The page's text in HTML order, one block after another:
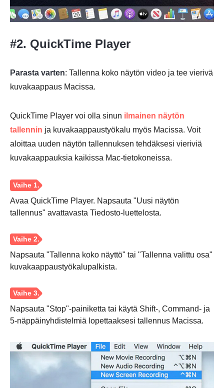
Vaihe 1.
Vaihe 2.
Vaihe 3.
Vaihe 4.
#2. QuickTime Player
Parasta varten: Tallenna koko näytön video ja tee vierivä
kuvakaappaus Macissa.
QuickTime Player voi olla sinun ilmainen näytön
tallennin ja kuvakaappaustyökalu myös Macissa. Voit
aloittaa uuden näytön tallennuksen tehdäksesi vieriviä
kuvakaappauksia kaikissa Mac-tietokoneissa.
Avaa QuickTime Player. Napsauta "Uusi näytön
tallennus" avattavasta Tiedosto-luettelosta.
Napsauta "Tallenna koko näyttö" tai "Tallenna valittu osa"
kuvakaappaustyökalupalkista.
Napsauta "Stop"-painiketta tai käytä Shift-, Command- ja
5-näppäinyhdistelmiä lopettaaksesi tallennus Macissa.